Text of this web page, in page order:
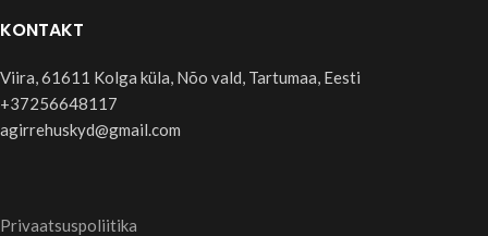
KONTAKT
Viira, 61611 Kolga küla, Nõo vald, Tartumaa, Eesti
+37256648117
agirrehuskyd@gmail.com
Privaatsuspoliitika